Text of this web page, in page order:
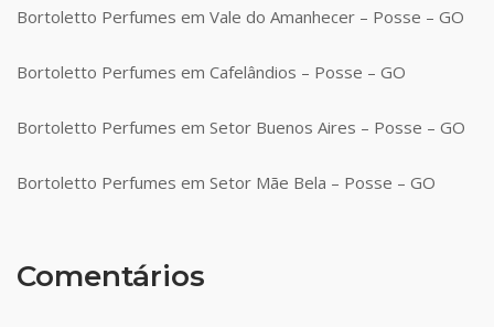
Bortoletto Perfumes em Vale do Amanhecer – Posse – GO
Bortoletto Perfumes em Cafelândios – Posse – GO
Bortoletto Perfumes em Setor Buenos Aires – Posse – GO
Bortoletto Perfumes em Setor Mãe Bela – Posse – GO
Comentários